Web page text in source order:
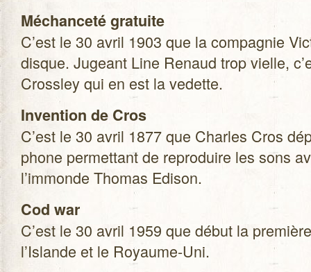
Méchan­ceté gra­tuite
C’est le 30 avril 1903 que la com­pa­gnie
disque. Jugeant Line Renaud trop vielle,
Cross­ley qui en est la vedette.
Inven­tion de Cros
C’est le 30 avril 1877 que Charles Cros
phone per­met­tant de repro­duire les sons
l’immonde Tho­mas Edison.
Cod war
C’est le 30 avril 1959 que début la
l’Islande et le Royaume-Uni.